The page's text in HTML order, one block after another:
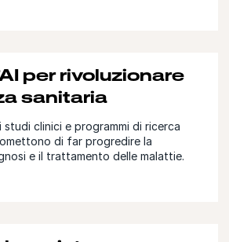
per rivoluzionare
sanitaria
clinici e programmi di ricerca
di far progredire la
e il trattamento delle malattie.